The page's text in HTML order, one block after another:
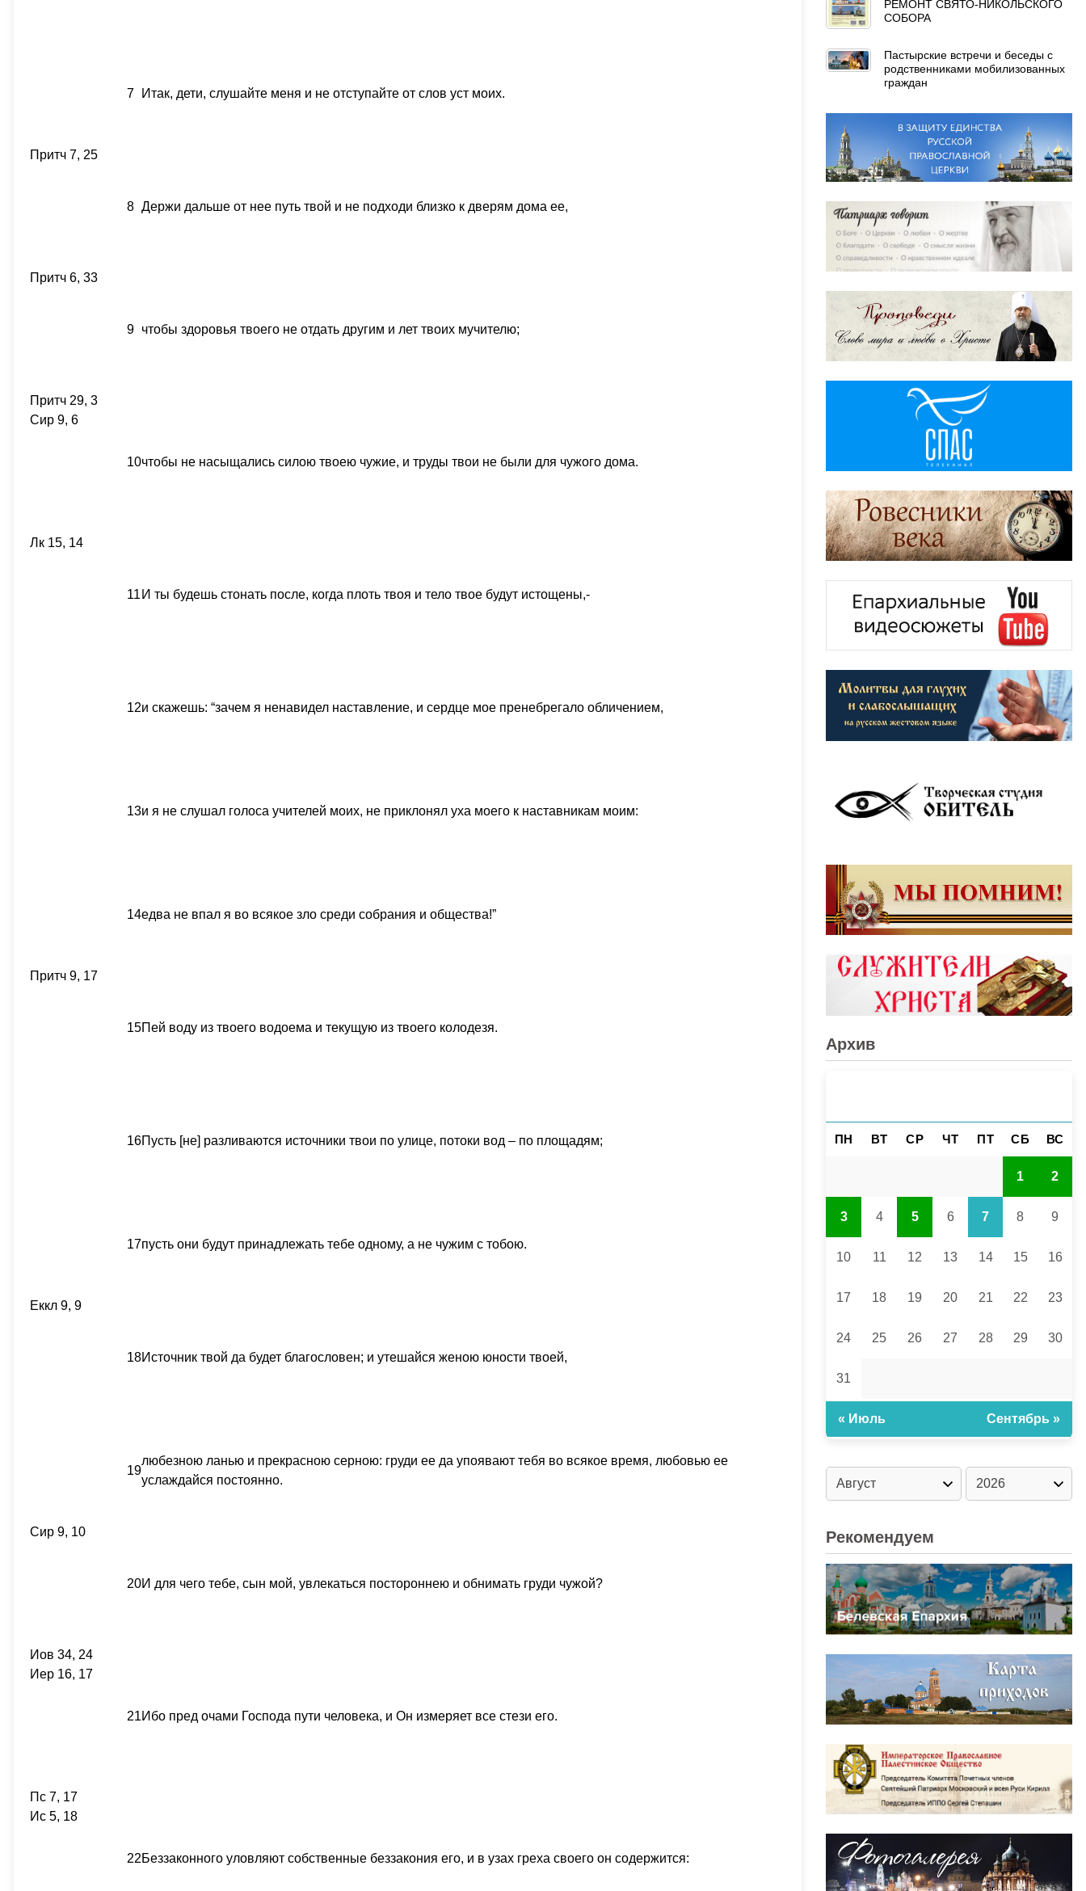
7 Итак, дети, слушайте меня и не отступайте от слов уст моих.
Притч 7, 25
8 Держи дальше от нее путь твой и не подходи близко к дверям дома ее,
Притч 6, 33
9 чтобы здоровья твоего не отдать другим и лет твоих мучителю;
Притч 29, 3
Сир 9, 6
10чтобы не насыщались силою твоею чужие, и труды твои не были для чужого дома.
Лк 15, 14
11 И ты будешь стонать после, когда плоть твоя и тело твое будут истощены,-
12и скажешь: “зачем я ненавидел наставление, и сердце мое пренебрегало обличением,
13и я не слушал голоса учителей моих, не приклонял уха моего к наставникам моим:
14едва не впал я во всякое зло среди собрания и общества!”
Притч 9, 17
15Пей воду из твоего водоема и текущую из твоего колодезя.
16Пусть [не] разливаются источники твои по улице, потоки вод – по площадям;
17пусть они будут принадлежать тебе одному, а не чужим с тобою.
Еккл 9, 9
18Источник твой да будет благословен; и утешайся женою юности твоей,
19
любезною ланью и прекрасною серною: груди ее да упоявают тебя во всякое время, любовью ее
услаждайся постоянно.
Сир 9, 10
20И для чего тебе, сын мой, увлекаться постороннею и обнимать груди чужой?
Иов 34, 24
Иер 16, 17
21Ибо пред очами Господа пути человека, и Он измеряет все стези его.
Пс 7, 17
Ис 5, 18
22Беззаконного уловляют собственные беззакония его, и в узах греха своего он содержится:
РЕМОНТ СВЯТО-НИКОЛЬСКОГО
СОБОРА
Пастырские встречи и беседы с
родственниками мобилизованных
граждан
Архив
ПН ВТ СР ЧТ ПТ СБ ВС
1 2
3 4 5 6 7 8 9
10 11 12 13 14 15 16
17 18 19 20 21 22 23
24 25 26 27 28 29 30
31
« Июль Сентябрь »
Рекомендуем